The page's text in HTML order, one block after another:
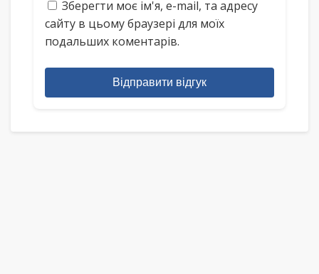
Зберегти моє ім'я, e-mail, та адресу
сайту в цьому браузері для моїх
подальших коментарів.
Відправити відгук